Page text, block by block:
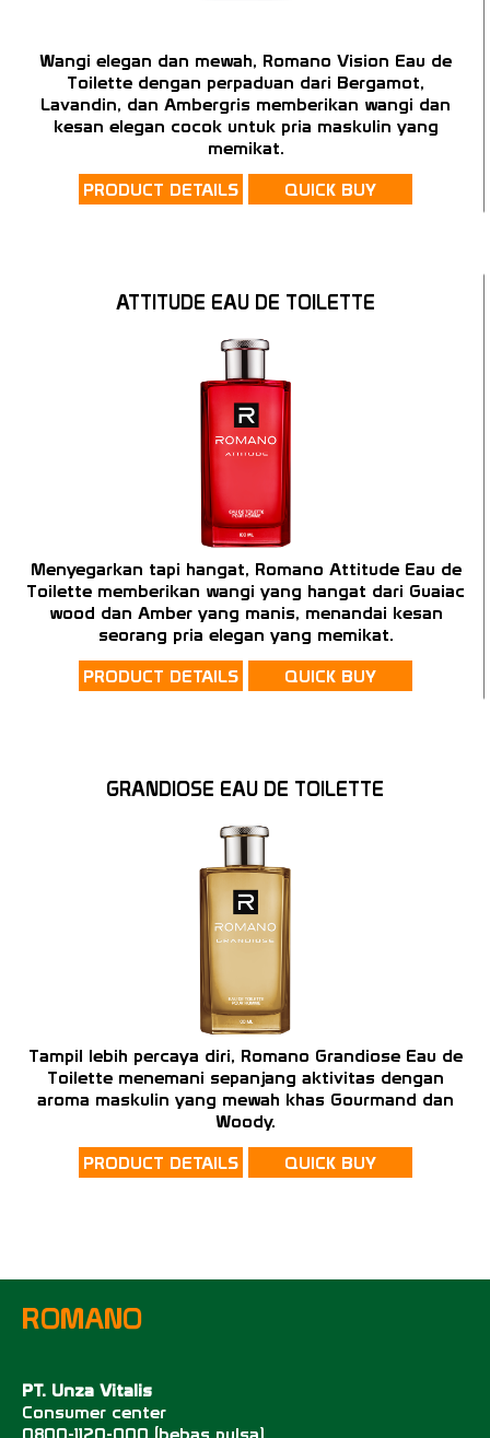
Wangi elegan dan mewah, Romano Vision Eau de
Toilette dengan perpaduan dari Bergamot,
Lavandin, dan Ambergris memberikan wangi dan
kesan elegan cocok untuk pria maskulin yang
memikat.
PRODUCT DETAILS
QUICK BUY
ATTITUDE EAU DE TOILETTE
Menyegarkan tapi hangat, Romano Attitude Eau de
Toilette memberikan wangi yang hangat dari Guaiac
wood dan Amber yang manis, menandai kesan
seorang pria elegan yang memikat.
PRODUCT DETAILS
QUICK BUY
GRANDIOSE EAU DE TOILETTE
Tampil lebih percaya diri, Romano Grandiose Eau de
Toilette menemani sepanjang aktivitas dengan
aroma maskulin yang mewah khas Gourmand dan
Woody.
PRODUCT DETAILS
QUICK BUY
ROMANO
PT. Unza Vitalis
Consumer center
0800-1120-000 (bebas pulsa)